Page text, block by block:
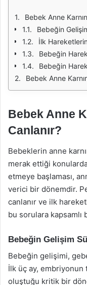
Bebek Anne
Bebeğin
İlk
Bebeğin
Bebeğin
Bebek Anne
Bebek Anne
Canlanır?
Bebeklerin anne
merak ettiği
etmeye başlaması,
verici bir dönemdir.
canlanır ve ilk
bu sorulara kapsamlı
Bebeğin Gelişim
Bebeğin gelişimi,
İlk üç ay, embriyonun
oluştuğu kritik bir